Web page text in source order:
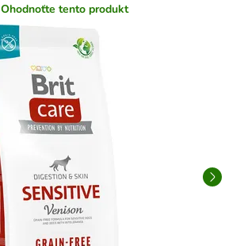
Ohodnoťte tento produkt